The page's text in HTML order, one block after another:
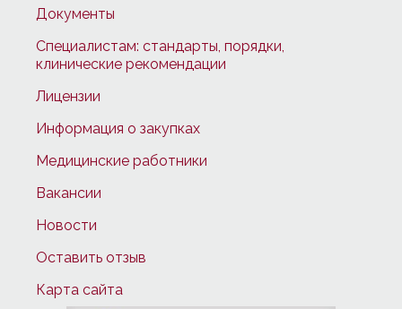
Документы
Специалистам: стандарты, порядки,
клинические рекомендации
Лицензии
Информация о закупках
Медицинские работники
Вакансии
Новости
Оставить отзыв
Карта сайта